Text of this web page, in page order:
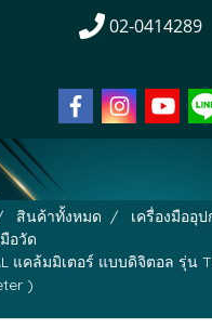
02-0414289
สินค้าทั้งหมด
เครื่องมืออุ
อวัด
แคล้มมิเตอร์ แบบดิจิตอล รุ่น
)